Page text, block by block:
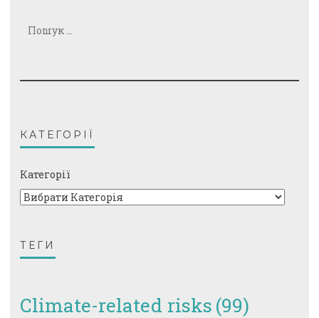
КАТЕГОРІЇ
Категорії
ТЕГИ
Climate-related risks (99)